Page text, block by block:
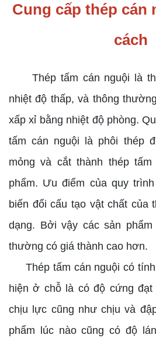
Cung cấp thép cán
cách
Thép tấm cán nguội là
nhiệt độ thấp, và thông
xấp xỉ bằng nhiệt độ phòng.
tấm cán nguội là phôi thép
mỏng và cắt thành thép
phẩm. Ưu điểm của quy
biến đổi cấu tạo vật chất của
dạng. Bởi vậy các sản
thường có giá thành cao hơn.
Thép tấm cán nguội có tính
hiện ở chỗ là có độ cứng đạt
chịu lực cũng như chịu và
phẩm lúc nào cũng có độ